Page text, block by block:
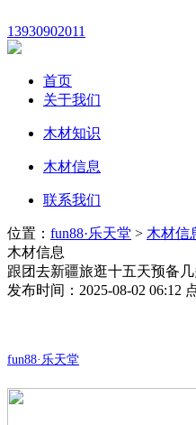
13930902011
首页
关于我们
木材知识
木材信息
联系我们
位置： fun88·乐天堂 > 木材信
木材信息
跟团去新疆旅逛十五天预备
发布时间：2025-08-02 06:12
fun88·乐天堂